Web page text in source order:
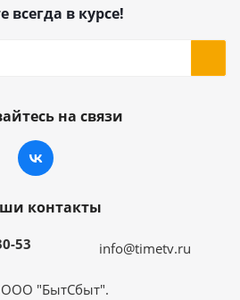
всегда в курсе!
на связи
контакты
53 info@timetv.ru
ООО "БытСбыт".